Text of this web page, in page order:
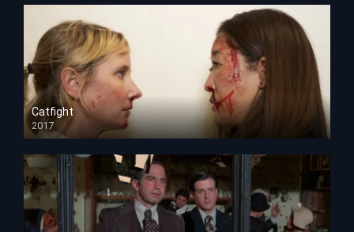
Catfight
2017
HD 720p